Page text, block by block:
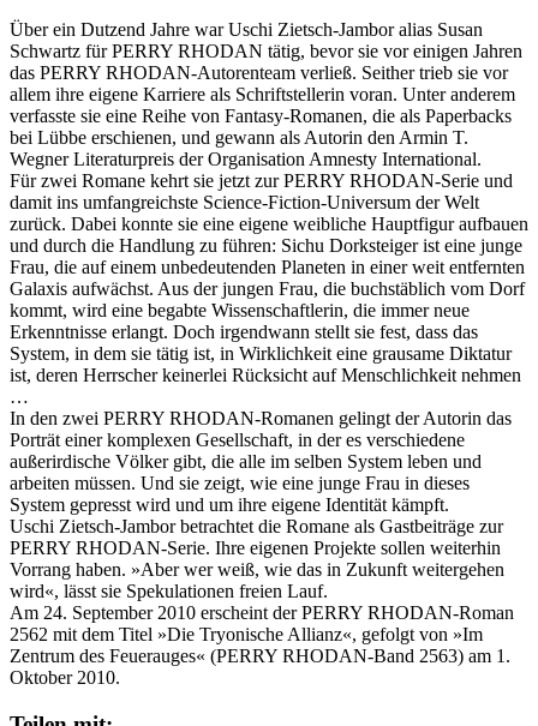
Über ein Dutzend Jahre war Uschi Zietsch-Jambor alias Susan
Schwartz für PERRY RHODAN tätig, bevor sie vor einigen Jahren
das PERRY RHODAN-Autorenteam verließ. Seither trieb sie vor
allem ihre eigene Karriere als Schriftstellerin voran. Unter anderem
verfasste sie eine Reihe von Fantasy-Romanen, die als Paperbacks
bei Lübbe erschienen, und gewann als Autorin den Armin T.
Wegner Literaturpreis der Organisation Amnesty International.
Für zwei Romane kehrt sie jetzt zur PERRY RHODAN-Serie und
damit ins umfangreichste Science-Fiction-Universum der Welt
zurück. Dabei konnte sie eine eigene weibliche Hauptfigur aufbauen
und durch die Handlung zu führen: Sichu Dorksteiger ist eine junge
Frau, die auf einem unbedeutenden Planeten in einer weit entfernten
Galaxis aufwächst. Aus der jungen Frau, die buchstäblich vom Dorf
kommt, wird eine begabte Wissenschaftlerin, die immer neue
Erkenntnisse erlangt. Doch irgendwann stellt sie fest, dass das
System, in dem sie tätig ist, in Wirklichkeit eine grausame Diktatur
ist, deren Herrscher keinerlei Rücksicht auf Menschlichkeit nehmen
…
In den zwei PERRY RHODAN-Romanen gelingt der Autorin das
Porträt einer komplexen Gesellschaft, in der es verschiedene
außerirdische Völker gibt, die alle im selben System leben und
arbeiten müssen. Und sie zeigt, wie eine junge Frau in dieses
System gepresst wird und um ihre eigene Identität kämpft.
Uschi Zietsch-Jambor betrachtet die Romane als Gastbeiträge zur
PERRY RHODAN-Serie. Ihre eigenen Projekte sollen weiterhin
Vorrang haben. »Aber wer weiß, wie das in Zukunft weitergehen
wird«, lässt sie Spekulationen freien Lauf.
Am 24. September 2010 erscheint der PERRY RHODAN-Roman
2562 mit dem Titel »Die Tryonische Allianz«, gefolgt von »Im
Zentrum des Feuerauges« (PERRY RHODAN-Band 2563) am 1.
Oktober 2010.